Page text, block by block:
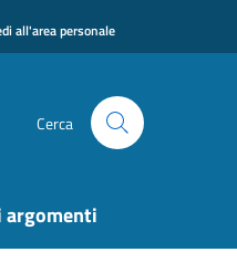
all'area personale
Cerca